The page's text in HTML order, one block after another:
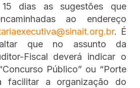
dias as sugestões que
ao endereço
. É
que no assunto da
Fiscal deverá indicar o
Público” ou “Porte
facilitar a organização do